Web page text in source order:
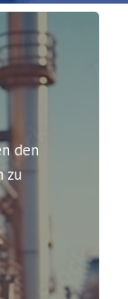
den
zu